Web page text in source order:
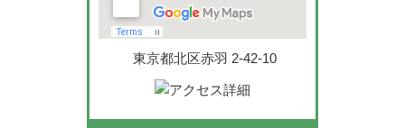
東京都北区赤羽 2-42-10